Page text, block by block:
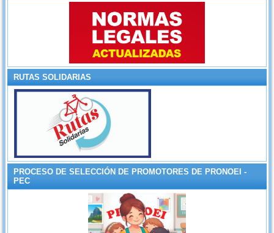
RUTAS SOLIDARIAS
PROCESO DE SELECCIÓN DE PROMOTORES DE PRONOEI -
PEC